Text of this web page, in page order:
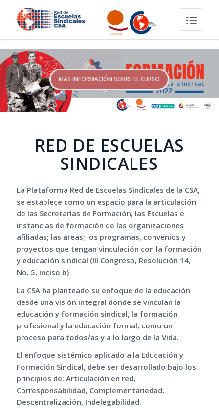
MÁS INFORMACIÓN SOBRE EL CURSO
RED DE ESCUELAS
SINDICALES
La Plataforma Red de Escuelas Sindicales de la CSA,
se establece como un espacio para la articulación
de las Secretarías de Formación, las Escuelas e
instancias de formación de las organizaciones
afiliadas; las áreas; los programas, convenios y
proyectos que tengan vinculación con la formación
y educación sindical (III Congreso, Resolución 14,
No. 5, inciso b)
La CSA ha planteado su enfoque de la educación
desde una visión integral donde se vinculan la
educación y formación sindical, la formación
profesional y la educación formal, como un
proceso para todos/as y a lo largo de la Vida.
El enfoque sistémico aplicado a la Educación y
Formación Sindical, debe ser desarrollado bajo los
principios de: Articulación en red,
Corresponsabilidad, Complementariedad,
Descentralización, Indelegabilidad.